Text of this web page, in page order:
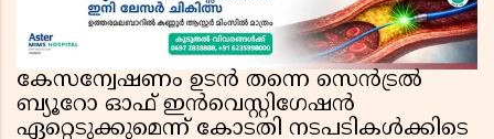
കേസന്വേഷണം ഉടൻ തന്നെ സെൻട്രൽ
ബ്യൂറോ ഓഫ് ഇൻവെസ്റ്റിഗേഷൻ
ഏറ്റെടുക്കുമെന്ന് കോടതി നടപടികൾക്കിടെ